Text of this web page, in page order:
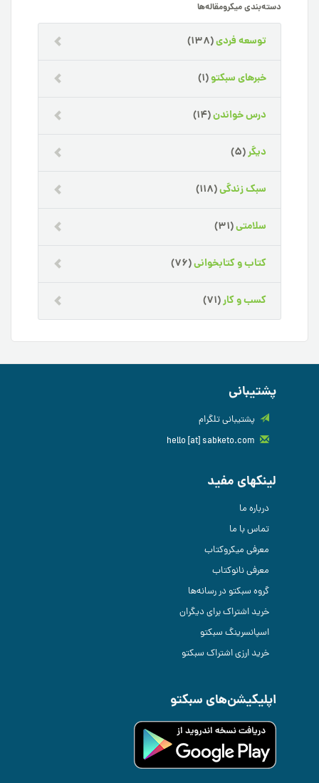
دسته‌بندی میکرومقاله‌ها
توسعه فردی(138)
خبرهای سبکتو(1)
درس خواندن(14)
دیگر(5)
سبک زندگی(118)
سلامتی(31)
کتاب و کتابخوانی(76)
کسب و کار(71)
پشتیبانی
پشتیبانی تلگرام
لینکهای مفید
درباره ما
تماس با ما
معرفی میکروکتاب
معرفی نانوکتاب
گروه سبکتو در رسانه‌ها
خرید اشتراک برای دیگران
اسپانسرینگ سبکتو
خرید ارزی اشتراک سبکتو
اپلیکیشن‌های سبکتو